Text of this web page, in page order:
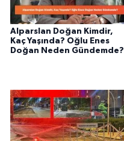
Alparslan Doğan Kimdir,
Kaç Yaşında? Oğlu Enes
Doğan Neden Gündemde?